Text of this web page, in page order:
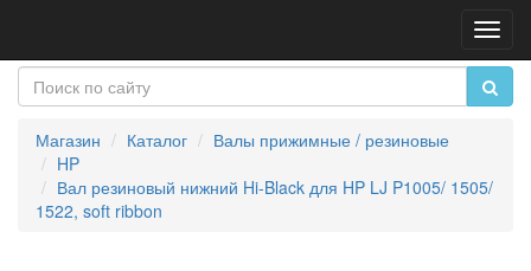
Магазин Каталог
Валы прижимные / резиновые
HP
Вал резиновый нижний Hi-Black для HP LJ P1005/ 1505/
1522, soft ribbon